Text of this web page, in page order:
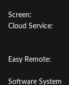
Screen:
Cloud Service:
Easy Remote:
Software System